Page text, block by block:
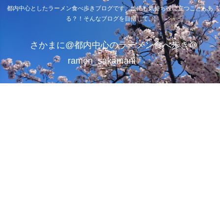
都内中心としたラーメン食べ歩きブログです。他にも気持ち役に立つこともあ
る？！そんなブログを目指して。
さかまに@都内中心のラーメン食べ歩き＠
ramen_sakamani